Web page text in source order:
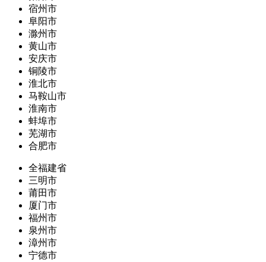
宿州市
阜阳市
滁州市
黄山市
安庆市
铜陵市
淮北市
马鞍山市
淮南市
蚌埠市
芜湖市
合肥市
全福建省
三明市
莆田市
厦门市
福州市
泉州市
漳州市
宁德市